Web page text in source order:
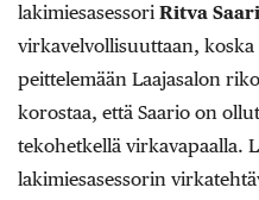
lakimiesasessori Ritva
virkavelvollisuuttaan,
peittelemään Laajasalon
korostaa, että Saario on
tekohetkellä virkavapaalla.
lakimiesasessorin